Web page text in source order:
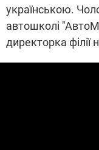
українською.
автошколі
директорка філії